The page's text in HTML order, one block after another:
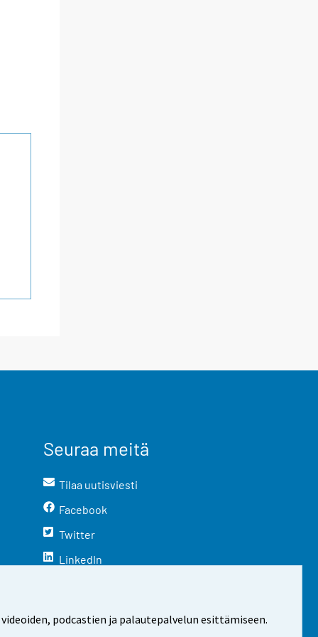
podcastien ja palautepalvelun esittämiseen.
Seuraa meitä
Tilaa uutisviesti
Facebook
Twitter
LinkedIn